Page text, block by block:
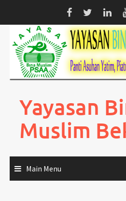
content
Yayasan
Muslim
Main Menu